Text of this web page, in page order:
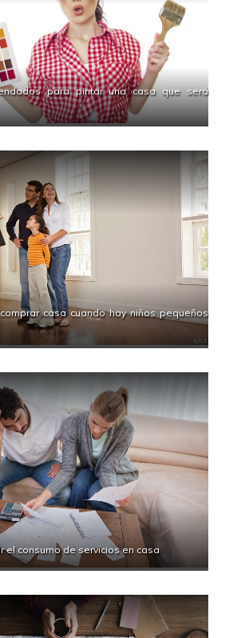
para pintar una casa que será
casa cuando hay niños pequeños
el consumo de servicios en casa